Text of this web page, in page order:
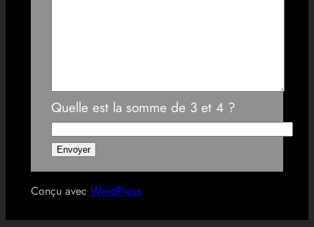
Quelle est la somme de 3 et 4 ?
Conçu avec WordPress